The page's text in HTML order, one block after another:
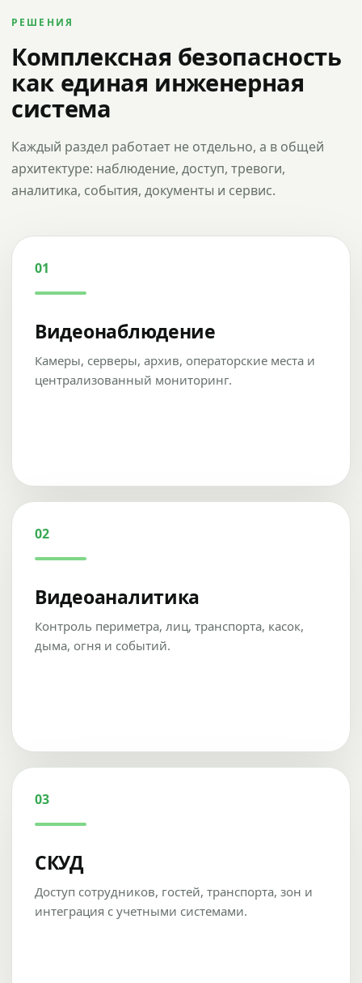
РЕШЕНИЯ
Комплексная безопасность
как единая инженерная
система
Каждый раздел работает не отдельно, а в общей
архитектуре: наблюдение, доступ, тревоги,
аналитика, события, документы и сервис.
01
Видеонаблюдение
Камеры, серверы, архив, операторские места и
централизованный мониторинг.
02
Видеоаналитика
Контроль периметра, лиц, транспорта, касок,
дыма, огня и событий.
03
СКУД
Доступ сотрудников, гостей, транспорта, зон и
интеграция с учетными системами.